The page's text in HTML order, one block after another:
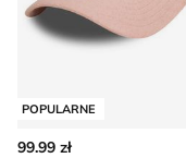
POPULARNE
99.99 zł